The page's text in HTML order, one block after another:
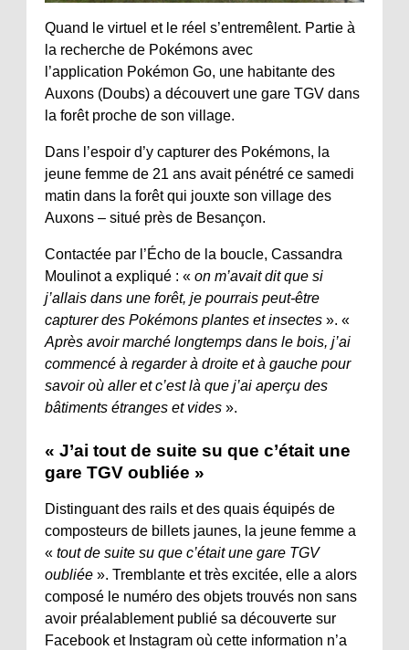
Quand le virtuel et le réel s’entremêlent. Partie à
la recherche de Pokémons avec
l’application Pokémon Go, une habitante des
Auxons (Doubs) a découvert une gare TGV dans
la forêt proche de son village.
Dans l’espoir d’y capturer des Pokémons, la
jeune femme de 21 ans avait pénétré ce samedi
matin dans la forêt qui jouxte son village des
Auxons – situé près de Besançon.
Contactée par l’Écho de la boucle, Cassandra
Moulinot a expliqué : « on m’avait dit que si
j’allais dans une forêt, je pourrais peut-être
capturer des Pokémons plantes et insectes ». «
Après avoir marché longtemps dans le bois, j’ai
commencé à regarder à droite et à gauche pour
savoir où aller et c’est là que j’ai aperçu des
bâtiments étranges et vides ».
« J’ai tout de suite su que c’était une
gare TGV oubliée »
Distinguant des rails et des quais équipés de
composteurs de billets jaunes, la jeune femme a
« tout de suite su que c’était une gare TGV
oubliée ». Tremblante et très excitée, elle a alors
composé le numéro des objets trouvés non sans
avoir préalablement publié sa découverte sur
Facebook et Instagram où cette information n’a